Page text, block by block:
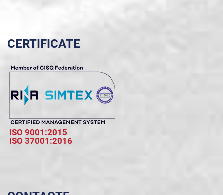
CERTIFICATE
ISO 9001:2015
ISO 37001:2016